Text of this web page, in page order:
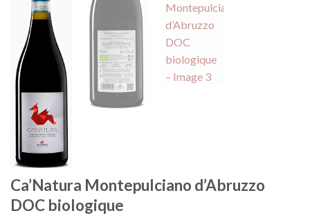
Ca’Natura Montepulciano d’Abruzzo
DOC biologique